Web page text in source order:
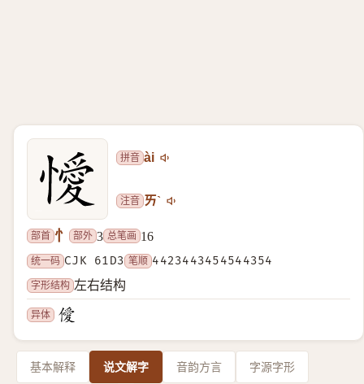
拼音 ài
注音 ㄞˋ
部首 忄 部外 3 总笔画 16
统一码 CJK 61D3 笔顺 4423443454544354
字形结构 左右结构
异体
基本解释 说文解字 音韵方言 字源字形